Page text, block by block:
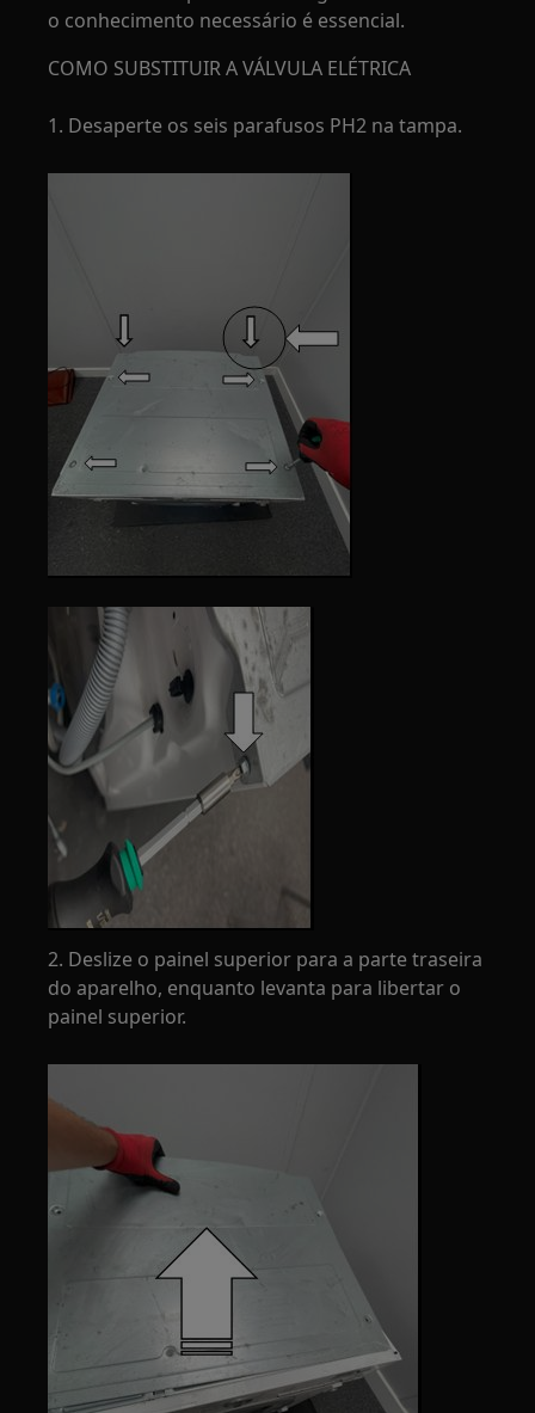
o conhecimento necessário é essencial.
COMO SUBSTITUIR A VÁLVULA ELÉTRICA
1. Desaperte os seis parafusos PH2 na tampa.
2. Deslize o painel superior para a parte traseira
do aparelho, enquanto levanta para libertar o
painel superior.